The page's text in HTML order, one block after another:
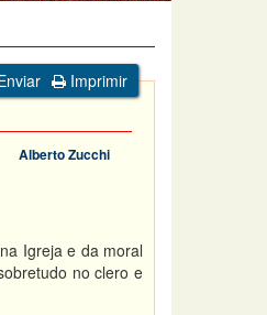
Imprimir
Alberto Zucchi
Igreja e da moral
no clero e